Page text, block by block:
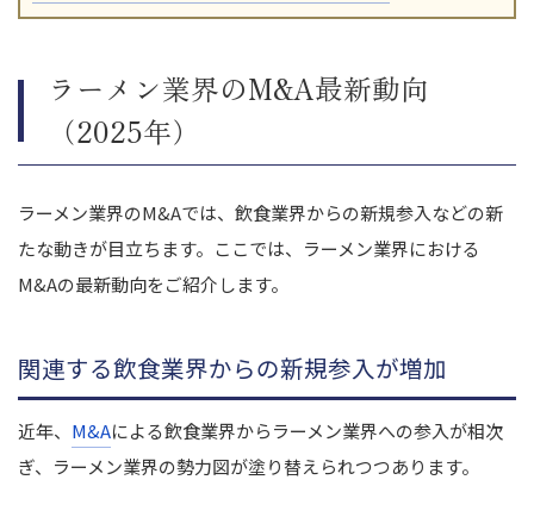
ラーメン業界のM&A最新動向
（2025年）
ラーメン業界のM&Aでは、飲食業界からの新規参入などの新
たな動きが目立ちます。ここでは、ラーメン業界における
M&Aの最新動向をご紹介します。
関連する飲食業界からの新規参入が増加
近年、 M&Aによる飲食業界からラーメン業界への参入が相次
ぎ、ラーメン業界の勢力図が塗り替えられつつあります。